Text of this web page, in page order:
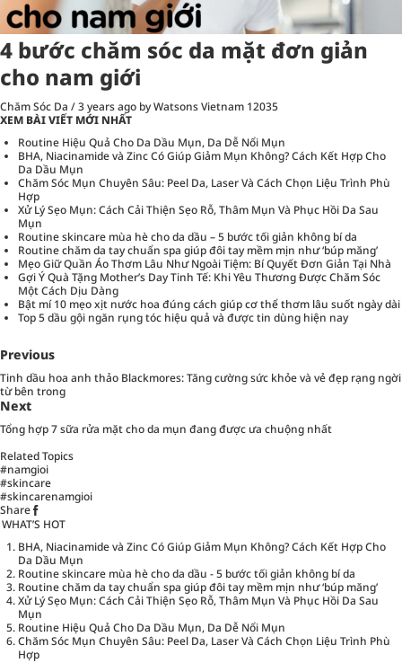
4 bước chăm sóc da mặt đơn giản
cho nam giới
Chăm Sóc Da /3 years ago by Watsons Vietnam 12035
XEM BÀI VIẾT MỚI NHẤT
Routine Hiệu Quả Cho Da Dầu Mụn, Da Dễ Nổi Mụn
BHA, Niacinamide và Zinc Có Giúp Giảm Mụn Không? Cách Kết Hợp Cho
Da Dầu Mụn
Chăm Sóc Mụn Chuyên Sâu: Peel Da, Laser Và Cách Chọn Liệu Trình Phù
Hợp
Xử Lý Sẹo Mụn: Cách Cải Thiện Sẹo Rỗ, Thâm Mụn Và Phục Hồi Da Sau
Mụn
Routine skincare mùa hè cho da dầu – 5 bước tối giản không bí da
Routine chăm da tay chuẩn spa giúp đôi tay mềm mịn như ‘búp măng’
Mẹo Giữ Quần Áo Thơm Lâu Như Ngoài Tiệm: Bí Quyết Đơn Giản Tại Nhà
Gợi Ý Quà Tặng Mother’s Day Tinh Tế: Khi Yêu Thương Được Chăm Sóc
Một Cách Dịu Dàng
Bật mí 10 mẹo xịt nước hoa đúng cách giúp cơ thể thơm lâu suốt ngày dài
Top 5 dầu gội ngăn rụng tóc hiệu quả và được tin dùng hiện nay
Previous
Tinh dầu hoa anh thảo Blackmores: Tăng cường sức khỏe và vẻ đẹp rạng ngời
từ bên trong
Next
Tổng hợp 7 sữa rửa mặt cho da mụn đang được ưa chuộng nhất
Related Topics
#namgioi
#skincare
#skincarenamgioi
Share
WHAT’S HOT
BHA, Niacinamide và Zinc Có Giúp Giảm Mụn Không? Cách Kết Hợp Cho
Da Dầu Mụn
Routine skincare mùa hè cho da dầu - 5 bước tối giản không bí da
Routine chăm da tay chuẩn spa giúp đôi tay mềm mịn như ‘búp măng’
Xử Lý Sẹo Mụn: Cách Cải Thiện Sẹo Rỗ, Thâm Mụn Và Phục Hồi Da Sau
Mụn
Routine Hiệu Quả Cho Da Dầu Mụn, Da Dễ Nổi Mụn
Chăm Sóc Mụn Chuyên Sâu: Peel Da, Laser Và Cách Chọn Liệu Trình Phù
Hợp